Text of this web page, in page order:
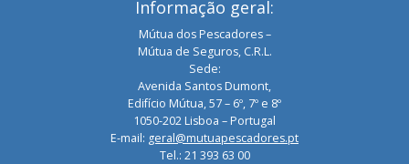
Informação geral:
Mútua dos Pescadores –
Mútua de Seguros, C.R.L.
Sede:
Avenida Santos Dumont,
Edifício Mútua, 57 – 6º, 7º e 8º
1050-202 Lisboa – Portugal
E-mail: geral@mutuapescadores.pt
Tel.: 21 393 63 00